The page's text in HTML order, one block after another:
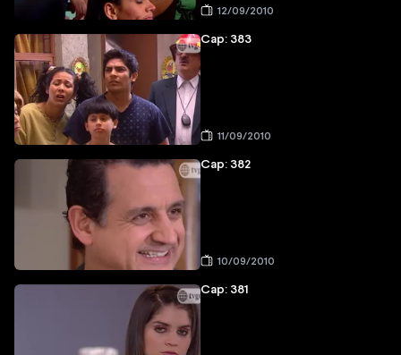
12/09/2010
Cap: 383
11/09/2010
Cap: 382
10/09/2010
Cap: 381